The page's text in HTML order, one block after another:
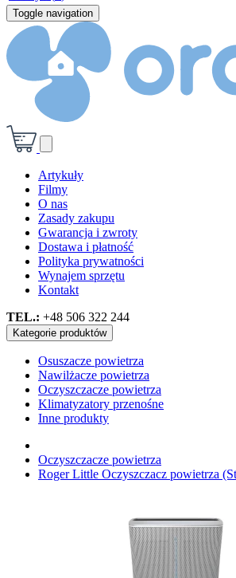
Toggle navigation
Artykuły
Filmy
O nas
Zasady zakupu
Gwarancja i zwroty
Dostawa i płatność
Polityka prywatności
Wynajem sprzętu
Kontakt
TEL.: +48 506 322 244
Kategorie produktów
Osuszacze powietrza
Nawilżacze powietrza
Oczyszczacze powietrza
Klimatyzatory przenośne
Inne produkty
Oczyszczacze powietrza
Roger Little Oczyszczacz powietrza